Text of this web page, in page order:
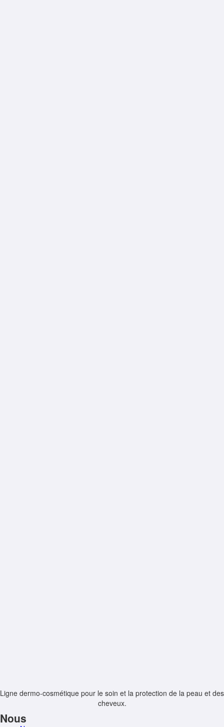
Ligne dermo-cosmétique pour le soin et la protection de la peau et des
cheveux.
Nous